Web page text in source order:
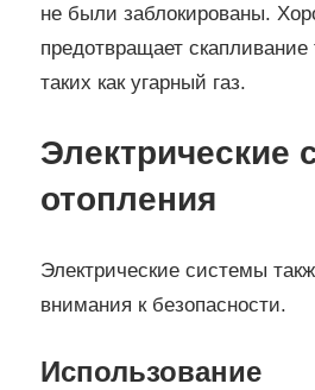
не были заблокированы.
предотвращает скапливание
таких как угарный газ.
Электрические
отопления
Электрические системы
внимания к безопасности.
Использование